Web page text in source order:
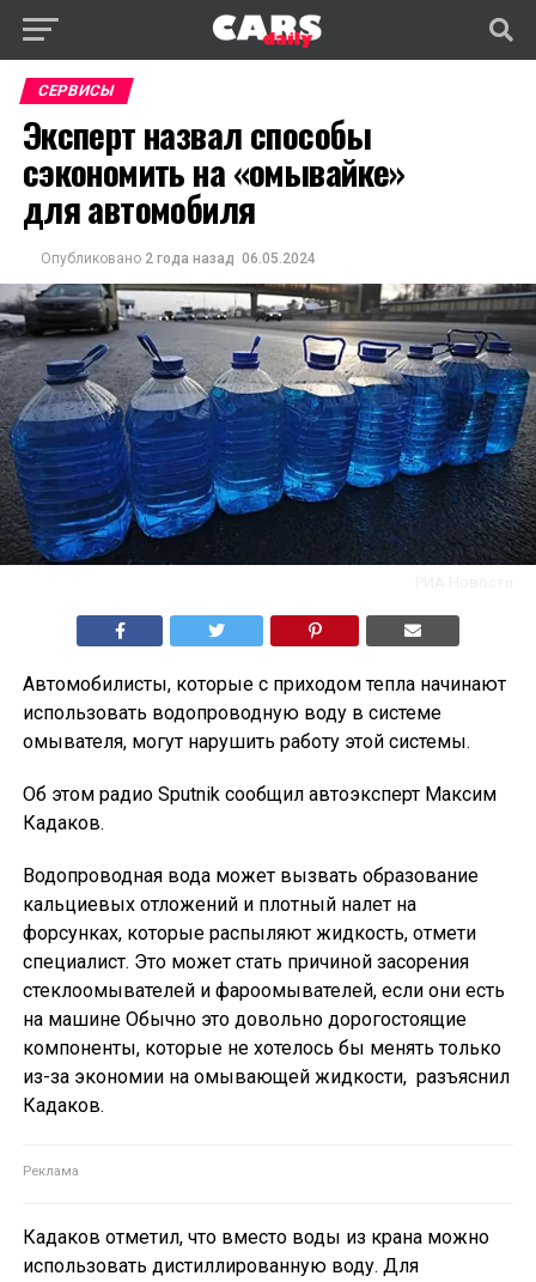
СЕРВИСЫ
Эксперт назвал способы
сэкономить на «омывайке»
для автомобиля
Опубликовано 2 года назад 06.05.2024
Автомобилисты, которые с приходом тепла начинают
использовать водопроводную воду в системе
омывателя, могут нарушить работу этой системы.
Об этом радио Sputnik сообщил автоэксперт Максим
Кадаков.
Водопроводная вода может вызвать образование
кальциевых отложений и плотный налет на
форсунках, которые распыляют жидкость, отмети
специалист. Это может стать причиной засорения
стеклоомывателей и фароомывателей, если они есть
на машине Обычно это довольно дорогостоящие
компоненты, которые не хотелось бы менять только
из-за экономии на омывающей жидкости, разъяснил
Кадаков.
Кадаков отметил, что вместо воды из крана можно
использовать дистиллированную воду. Для